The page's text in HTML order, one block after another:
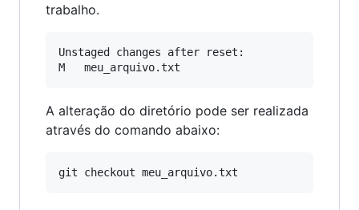
trabalho.
Unstaged changes after reset:
A alteração do diretório pode ser realizada
através do comando abaixo: